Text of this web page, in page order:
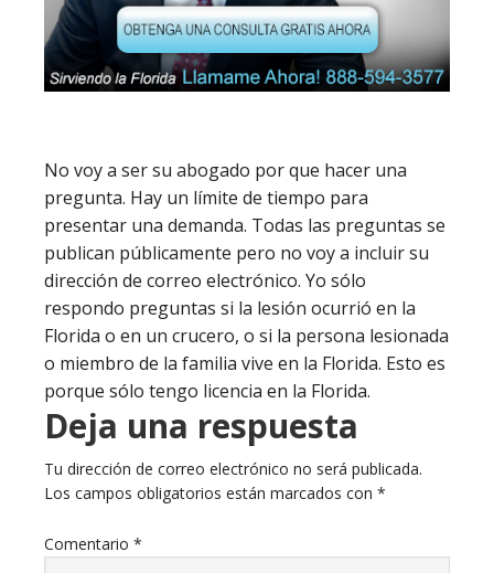
No voy a ser su abogado por que hacer una
pregunta. Hay un límite de tiempo para
presentar una demanda. Todas las preguntas se
publican públicamente pero no voy a incluir su
dirección de correo electrónico. Yo sólo
respondo preguntas si la lesión ocurrió en la
Florida o en un crucero, o si la persona lesionada
o miembro de la familia vive en la Florida. Esto es
porque sólo tengo licencia en la Florida.
Deja una respuesta
Tu dirección de correo electrónico no será publicada.
Los campos obligatorios están marcados con *
Comentario *